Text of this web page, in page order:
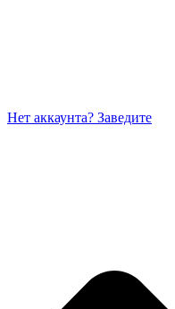
Нет аккаунта? Заведите